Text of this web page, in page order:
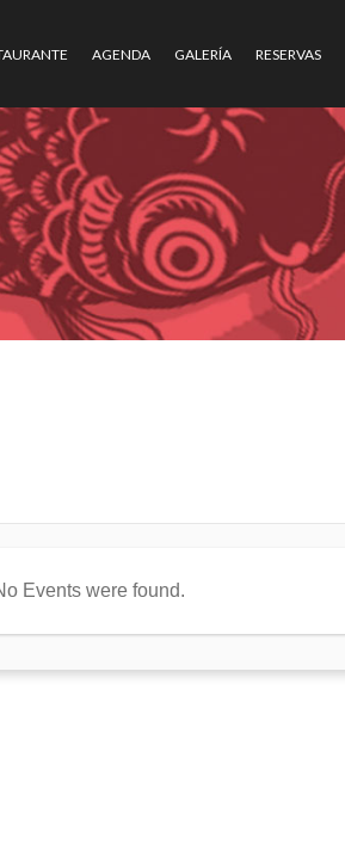
AGENDA GALERÍA RESERVAS
Events were found.